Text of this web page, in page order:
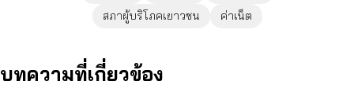
สภาผู้บริโภคเยาวชน
ค่าเน็ต
บทความที่เกี่ยวข้อง